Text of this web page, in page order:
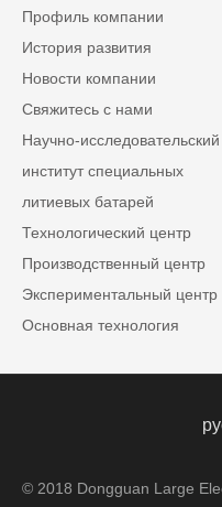
Профиль компании
История развития
Новости компании
Свяжитесь с нами
Научно-исследовательский
институт специальных
литиевых батарей
Технологический центр
Производственный центр
Экспериментальный центр
Основная технология
© 2018 Dongguan Large